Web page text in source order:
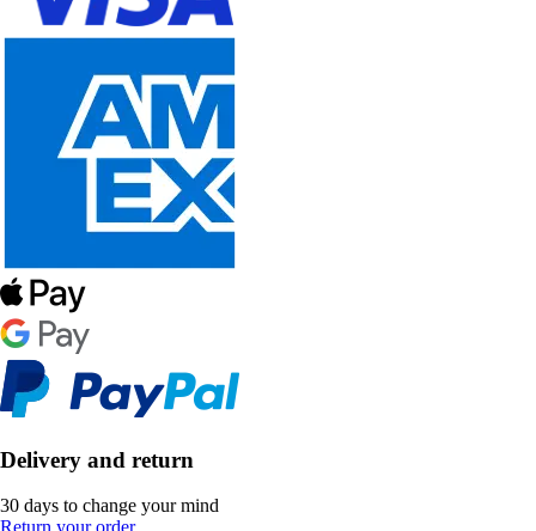
Delivery and return
30 days to change your mind